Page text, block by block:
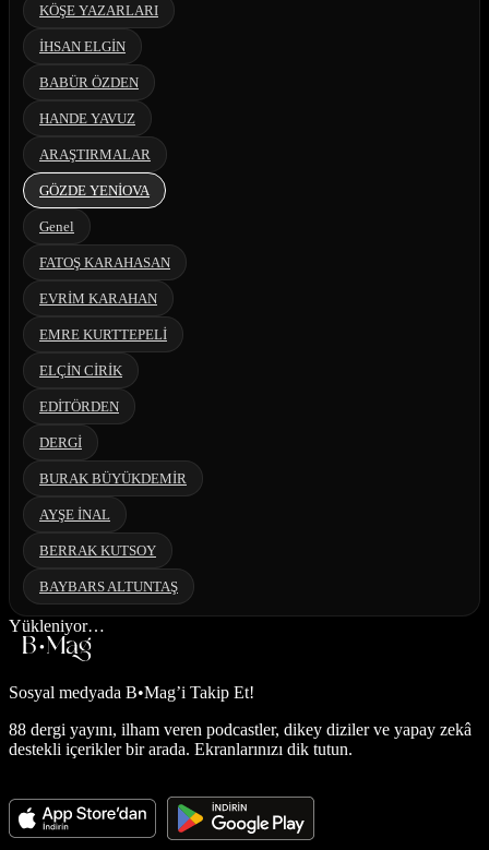
KÖŞE YAZARLARI
İHSAN ELGİN
BABÜR ÖZDEN
HANDE YAVUZ
ARAŞTIRMALAR
GÖZDE YENİOVA
Genel
FATOŞ KARAHASAN
EVRİM KARAHAN
EMRE KURTTEPELİ
ELÇİN CİRİK
EDİTÖRDEN
DERGİ
BURAK BÜYÜKDEMİR
AYŞE İNAL
BERRAK KUTSOY
BAYBARS ALTUNTAŞ
Yükleniyor…
Sosyal medyada B•Mag’i Takip Et!
88 dergi yayını, ilham veren podcastler, dikey diziler ve yapay zekâ
destekli içerikler bir arada. Ekranlarınızı dik tutun.